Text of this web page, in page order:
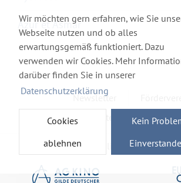
Wir möchten gern erfahren, wie Sie
Webseite nutzen und ob alles
erwartungsgemäß funktioniert. Dazu
verwenden wir Cookies. Mehr
darüber finden Sie in unserer
Datenschutzerklärung
Cookies
ablehnen
Kein
Azur et Asmar
Newsletter
Haftung & Datenschutz
Mitglied im Netzwerk